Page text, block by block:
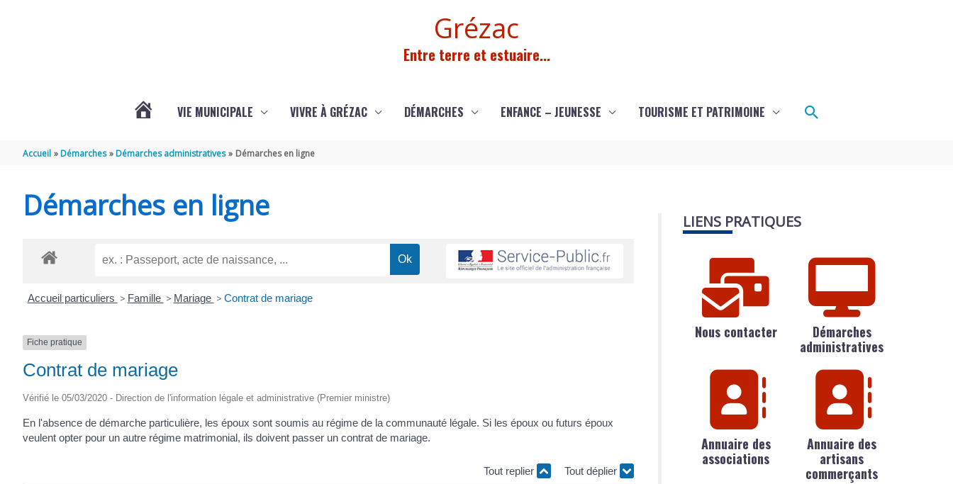
Grézac
Entre terre et estuaire...
VIE MUNICIPALE VIVRE À GRÉZAC DÉMARCHES ENFANCE – JEUNESSE TOURISME ET PATRIMOINE Rechercher
Accueil Démarches Démarches administratives Démarches en ligne
Démarches en ligne
Accueil particuliers > Famille > Mariage > Contrat de mariage
Fiche pratique
Contrat de mariage
Vérifié le 05/03/2020 - Direction de l'information légale et administrative (Premier ministre)
En l'absence de démarche particulière, les époux sont soumis au régime de la communauté légale. Si les époux ou futurs époux
veulent opter pour un autre régime matrimonial, ils doivent passer un contrat de mariage.
Tout replier Tout déplier
LIENS PRATIQUES
Nous contacter
Démarches
administratives
Annuaire des
associations
Annuaire des
artisans
commerçants